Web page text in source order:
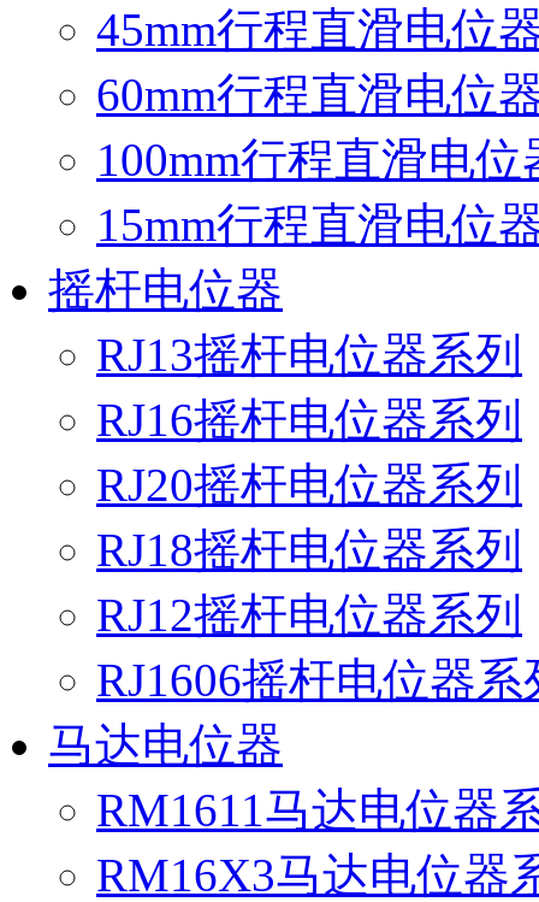
45mm行程直滑电位
60mm行程直滑电位
100mm行程直滑电位
15mm行程直滑电位
摇杆电位器
RJ13摇杆电位器系列
RJ16摇杆电位器系列
RJ20摇杆电位器系列
RJ18摇杆电位器系列
RJ12摇杆电位器系列
RJ1606摇杆电位器系
马达电位器
RM1611马达电位器
RM16X3马达电位器